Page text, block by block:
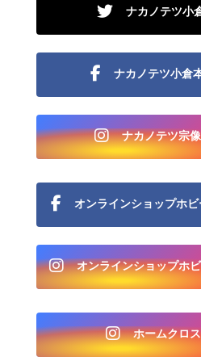
ナカノテツ小
ナカノテツ小倉
ナカノテツ宗
オンラインショップホ
オンラインショップホ
ホームクロ